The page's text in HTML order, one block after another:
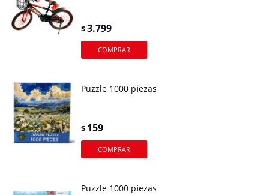
$3.799
Puzzle 1000 piezas
$ 159
Puzzle 1000 piezas